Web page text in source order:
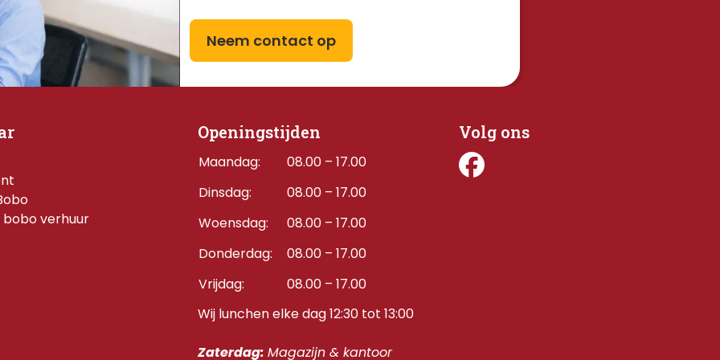
Neem contact op
verhuur
Openingstijden
Maandag:
08.00 – 17.00
Dinsdag:
08.00 – 17.00
Woensdag:
08.00 – 17.00
Donderdag: 08.00 – 17.00
Vrijdag:
08.00 – 17.00
Wij lunchen elke dag 12:30 tot 13:00
Zaterdag: Magazijn & kantoor
Volg ons